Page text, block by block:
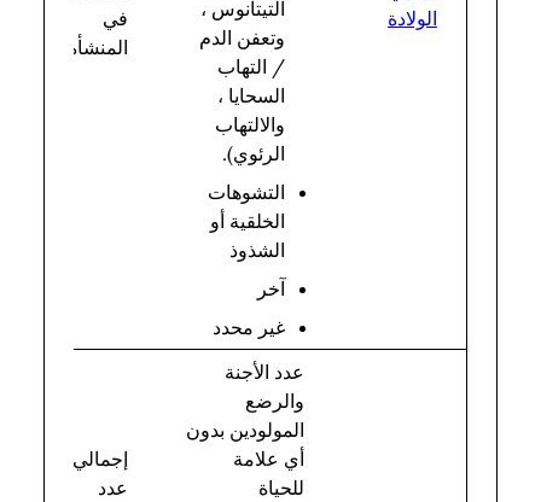
الولادة
التيتانوس ،
وتعفن الدم
/ التهاب
السحايا ،
والالتهاب
الرئوي).
التشوهات
الخلقية أو
الشذوذ
آخر
غير محدد
في
المنشأة
عدد الأجنة
والرضع
المولودين بدون
أي علامة
للحياة
إجمالي
عدد